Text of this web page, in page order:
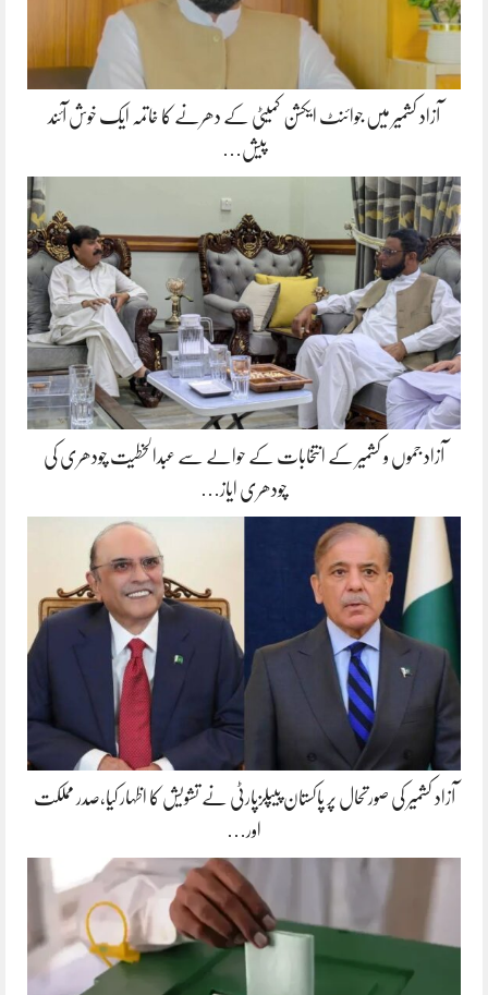
آزاد کشمیر میں جوائنٹ ایکشن کمیٹی کے دھرنے کا خاتمہ ایک خوش آئند
پیش…
آزاد جموں و کشمیر کے انتخابات کے حوالے سے عبدالخطیت چودھری کی
چودھری ایاز…
آزاد کشمیر کی صورتحال پر پاکستان پیپلزپارٹی نے تشویش کا اظہار کیا،صدر مملکت
اور…